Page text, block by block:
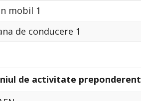
mobil 1
de conducere 1
de activitate preponderent